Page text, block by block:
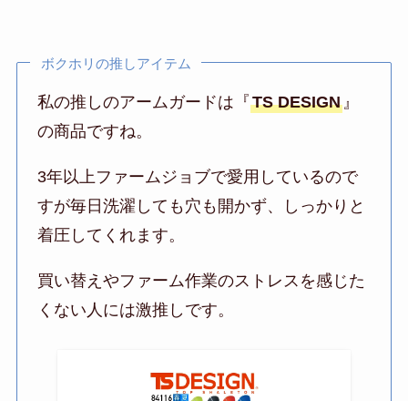
ボクホリの推しアイテム
私の推しのアームガードは『TS DESIGN 』
の商品ですね。
3年以上ファームジョブで愛用しているので
すが毎日洗濯しても穴も開かず、しっかりと
着圧してくれます。
買い替えやファーム作業のストレスを感じた
くない人には激推しです。